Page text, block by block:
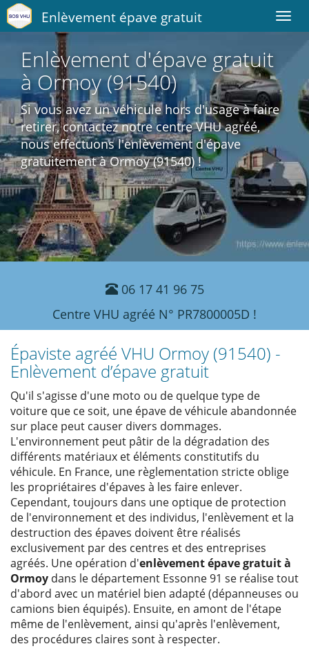
Enlèvement épave gratuit
Enlèvement d'épave gratuit
à Ormoy (91540)
Si vous avez un véhicule hors d'usage à faire
retirer, contactez notre centre VHU agréé,
nous effectuons l'enlèvement d'épave
gratuitement à Ormoy (91540) !
06 17 41 96 75
Centre VHU agréé N° PR7800005D !
Épaviste agréé VHU Ormoy (91540) -
Enlèvement d’épave gratuit
Qu'il s'agisse d'une moto ou de quelque type de
voiture que ce soit, une épave de véhicule abandonnée
sur place peut causer divers dommages.
L'environnement peut pâtir de la dégradation des
différents matériaux et éléments constitutifs du
véhicule. En France, une règlementation stricte oblige
les propriétaires d'épaves à les faire enlever.
Cependant, toujours dans une optique de protection
de l'environnement et des individus, l'enlèvement et la
destruction des épaves doivent être réalisés
exclusivement par des centres et des entreprises
agréés. Une opération d'enlèvement épave gratuit à
Ormoy dans le département Essonne 91 se réalise tout
d'abord avec un matériel bien adapté (dépanneuses ou
camions bien équipés). Ensuite, en amont de l'étape
même de l'enlèvement, ainsi qu'après l'enlèvement,
des procédures claires sont à respecter.